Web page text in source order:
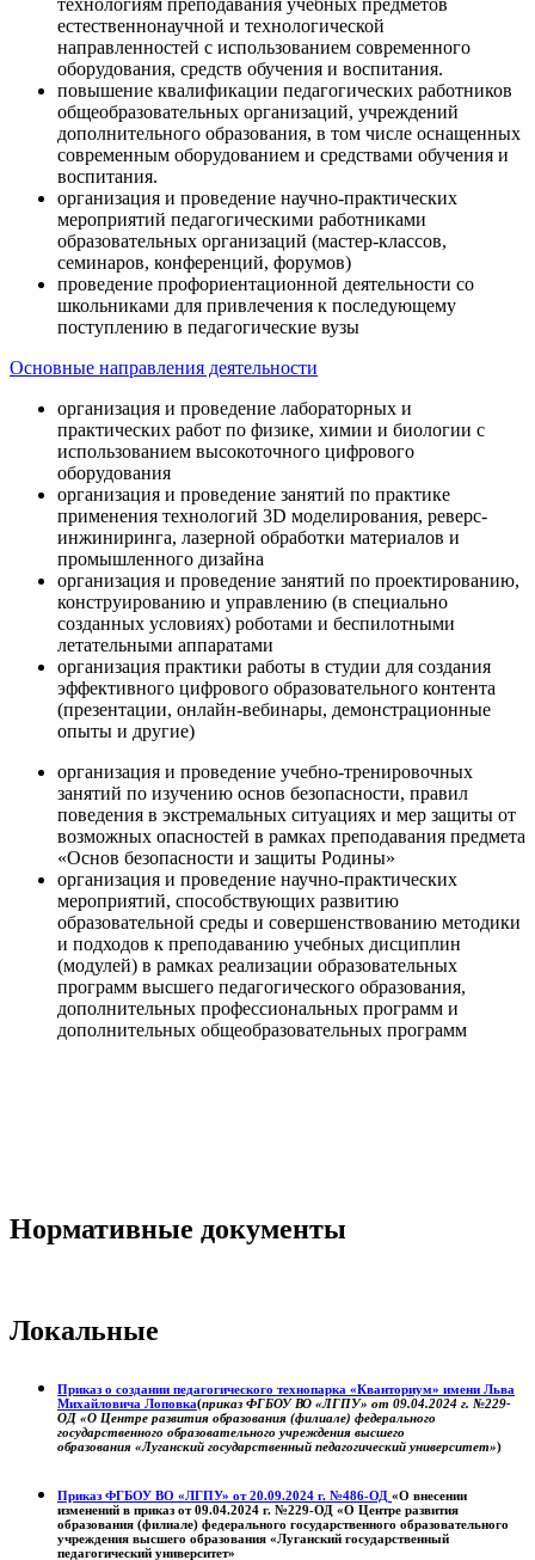
технологиям преподавания учебных предметов
естественнонаучной и технологической
направленностей с использованием современного
оборудования, средств обучения и воспитания.
повышение квалификации педагогических работников
общеобразовательных организаций, учреждений
дополнительного образования, в том числе оснащенных
современным оборудованием и средствами обучения и
воспитания.
организация и проведение научно-практических
мероприятий педагогическими работниками
образовательных организаций (мастер-классов,
семинаров, конференций, форумов)
проведение профориентационной деятельности со
школьниками для привлечения к последующему
поступлению в педагогические вузы
Основные направления деятельности
организация и проведение лабораторных и
практических работ по физике, химии и биологии с
использованием высокоточного цифрового
оборудования
организация и проведение занятий по практике
применения технологий 3D моделирования, реверс-
инжиниринга, лазерной обработки материалов и
промышленного дизайна
организация и проведение занятий по проектированию,
конструированию и управлению (в специально
созданных условиях) роботами и беспилотными
летательными аппаратами
организация практики работы в студии для создания
эффективного цифрового образовательного контента
(презентации, онлайн-вебинары, демонстрационные
опыты и другие)
организация и проведение учебно-тренировочных
занятий по изучению основ безопасности, правил
поведения в экстремальных ситуациях и мер защиты от
возможных опасностей в рамках преподавания предмета
«Основ безопасности и защиты Родины»
организация и проведение научно-практических
мероприятий, способствующих развитию
образовательной среды и совершенствованию методики
и подходов к преподаванию учебных дисциплин
(модулей) в рамках реализации образовательных
программ высшего педагогического образования,
дополнительных профессиональных программ и
дополнительных общеобразовательных программ
Нормативные документы
Локальные
Приказ о создании педагогического технопарка «Кванториум» имени Льва
Михайловича Лоповка(приказ ФГБОУ ВО «ЛГПУ» от 09.04.2024 г. №229-
ОД «О Центре развития образования (филиале) федерального
государственного образовательного учреждения высшего
образования «Луганский государственный педагогический университет»)
Приказ ФГБОУ ВО «ЛГПУ» от 20.09.2024 г. №486-ОД «О внесении
изменений в приказ от 09.04.2024 г. №229-ОД «О Центре развития
образования (филиале) федерального государственного образовательного
учреждения высшего образования «Луганский государственный
педагогический университет»